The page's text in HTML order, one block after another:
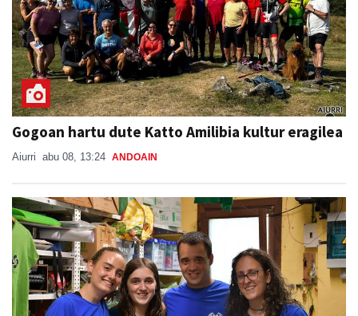
Gogoan hartu dute Katto Amilibia kultur eragilea
Aiurri abu 08, 13:24 ANDOAIN